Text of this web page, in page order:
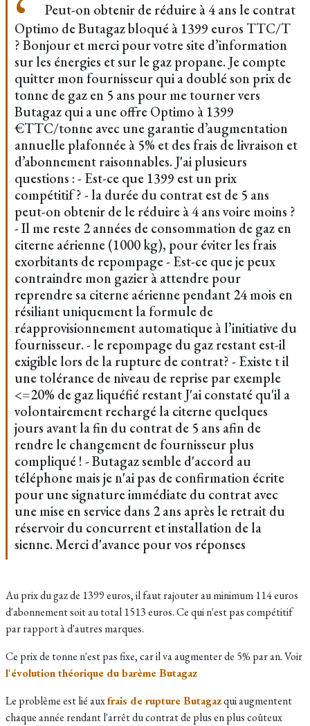
Peut-on obtenir de réduire à 4 ans le contrat
Optimo de Butagaz bloqué à 1399 euros TTC/T
? Bonjour et merci pour votre site d’information
sur les énergies et sur le gaz propane. Je compte
quitter mon fournisseur qui a doublé son prix de
tonne de gaz en 5 ans pour me tourner vers
Butagaz qui a une offre Optimo à 1399
€TTC/tonne avec une garantie d’augmentation
annuelle plafonnée à 5% et des frais de livraison et
d’abonnement raisonnables. J'ai plusieurs
questions : - Est-ce que 1399 est un prix
compétitif ? - la durée du contrat est de 5 ans
peut-on obtenir de le réduire à 4 ans voire moins ?
- Il me reste 2 années de consommation de gaz en
citerne aérienne (1000 kg), pour éviter les frais
exorbitants de repompage - Est-ce que je peux
contraindre mon gazier à attendre pour
reprendre sa citerne aérienne pendant 24 mois en
résiliant uniquement la formule de
réapprovisionnement automatique à l’initiative du
fournisseur. - le repompage du gaz restant est-il
exigible lors de la rupture de contrat? - Existe t il
une tolérance de niveau de reprise par exemple
<=20% de gaz liquéfié restant J'ai constaté qu'il a
volontairement rechargé la citerne quelques
jours avant la fin du contrat de 5 ans afin de
rendre le changement de fournisseur plus
compliqué ! - Butagaz semble d'accord au
téléphone mais je n'ai pas de confirmation écrite
pour une signature immédiate du contrat avec
une mise en service dans 2 ans après le retrait du
réservoir du concurrent et installation de la
sienne. Merci d'avance pour vos réponses
Au prix du gaz de 1399 euros, il faut rajouter au minimum 114 euros
d'abonnement soit au total 1513 euros. Ce qui n'est pas compétitif
par rapport à d'autres marques.
Ce prix de tonne n'est pas fixe, car il va augmenter de 5% par an. Voir
l'évolution théorique du barème Butagaz
Le problème est lié auxfrais de rupture Butagazqui augmentent
chaque année rendant l'arrêt du contrat de plus en plus coûteux